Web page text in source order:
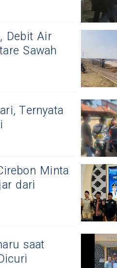
Debit Air
Sawah
Ternyata
Minta
dari
saat